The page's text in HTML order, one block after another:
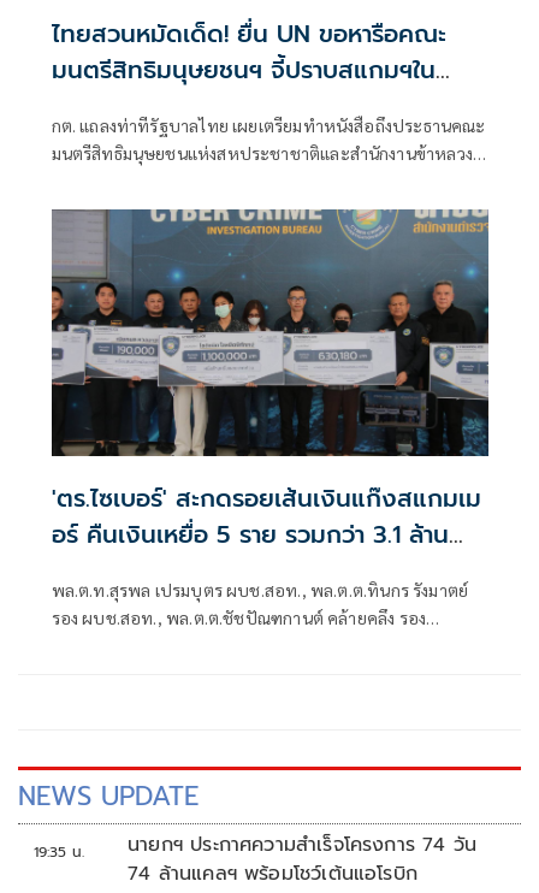
ไทยสวนหมัดเด็ด! ยื่น UN ขอหารือคณะ
มนตรีสิทธิมนุษยชนฯ จี้ปราบสแกมฯใน
กัมพูชา โต้ยิบรายงาน 'ทอม แอนดรูว์ส'
กต. แถลงท่าทีรัฐบาลไทย เผยเตรียมทำหนังสือถึงประธานคณะ
มนตรีสิทธิมนุษยชนแห่งสหประชาชาติและสำนักงานข้าหลวง
รายงานพิเศษพาดพิงประเทศไทย มีหลายประเด็นที่ไม่เห็นด้วย
ชี้กระทบความเป็นกลาง -เที่ยงธรรม “สีหศักดิ์”
'ตร.ไซเบอร์' สะกดรอยเส้นเงินแก๊งสแกมเม
อร์ คืนเงินเหยื่อ 5 ราย รวมกว่า 3.1 ล้าน
พล.ต.ท.สุรพล เปรมบุตร ผบช.สอท., พล.ต.ต.ทินกร รังมาตย์
รอง ผบช.สอท., พล.ต.ต.ชัชปัณฑกานต์ คล้ายคลึง รอง
NEWS UPDATE
19:35 น.
นายกฯ ประกาศความสำเร็จโครงการ 74 วัน
74 ล้านแคลฯ พร้อมโชว์เต้นแอโรบิก